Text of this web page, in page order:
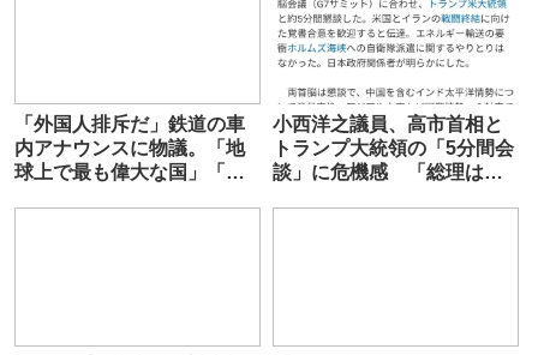
「外国人排斥だ」鉄道の車
内アナウンスに物議。「地
球上で最も偉大な国」「異
小西洋之議員、高市首相と
トランプ大統領の「5分間会
談」に危機感 「総理は眼